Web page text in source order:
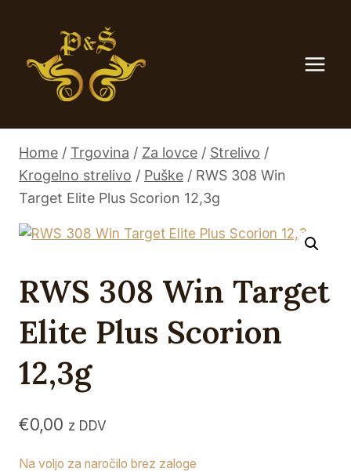
Home / Trgovina / Za lovce / Strelivo /
Krogelno strelivo / Puške / RWS 308 Win
Target Elite Plus Scorion 12,3g
RWS 308 Win Target
Elite Plus Scorion
12,3g
€0,00 z DDV
Na voljo za naročilo brez zaloge